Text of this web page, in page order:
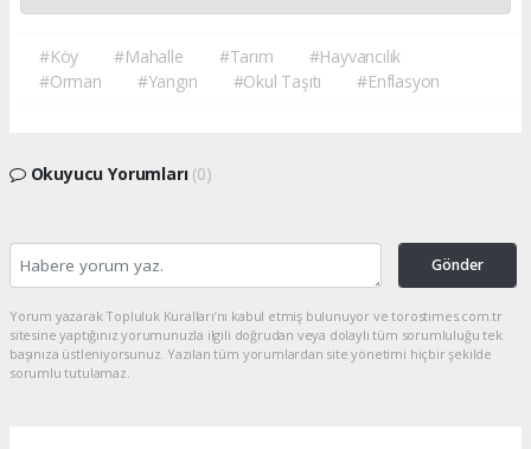
#Köy #Mahalle #Tarım
#Hayvancılık
#Orman
#Yangın #Okul Taşıtı #Enflasyon
Okuyucu Yorumları (0)
Gönder
Yorum yazarak Topluluk Kuralları’nı kabul etmiş bulunuyor ve torostimes.com.tr
sitesine yaptığınız yorumunuzla ilgili doğrudan veya dolaylı tüm sorumluluğu tek
başınıza üstleniyorsunuz. Yazılan tüm yorumlardan site yönetimi hiçbir şekilde
sorumlu tutulamaz.